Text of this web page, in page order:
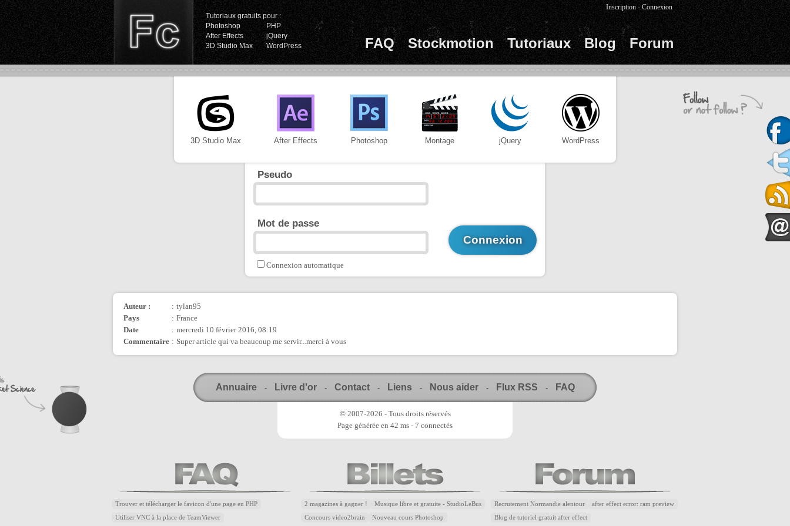
Tutoriaux gratuits pour :
Photoshop
PHP
After Effects
jQuery
3D Studio Max
WordPress FAQ Stockmotion Tutoriaux Blog Forum
Inscription -Connexion
3D Studio Max After Effects Photoshop Montage jQuery WordPress
Pseudo
Mot de passe
Connexion automatique
Auteur : : tylan95
Pays
: France
Date
: mercredi 10 février 2016, 08:19
Commentaire : Super article qui va beaucoup me servir...merci à vous
Annuaire - Livre d'or - Contact - Liens - Nous aider - Flux RSS - FAQ
© 2007-2026 - Tous droits réservés
Page générée en 42 ms - 7 connectés
Trouver et télécharger le favicon d'une page en PHP
Utiliser VNC à la place de TeamViewer
2 magazines à gagner ! Musique libre et gratuite - StudioLeBus
Concours video2brain Nouveau cours Photoshop
Recrutement Normandie alentour after effect error: ram preview
Blog de tutoriel gratuit after effect